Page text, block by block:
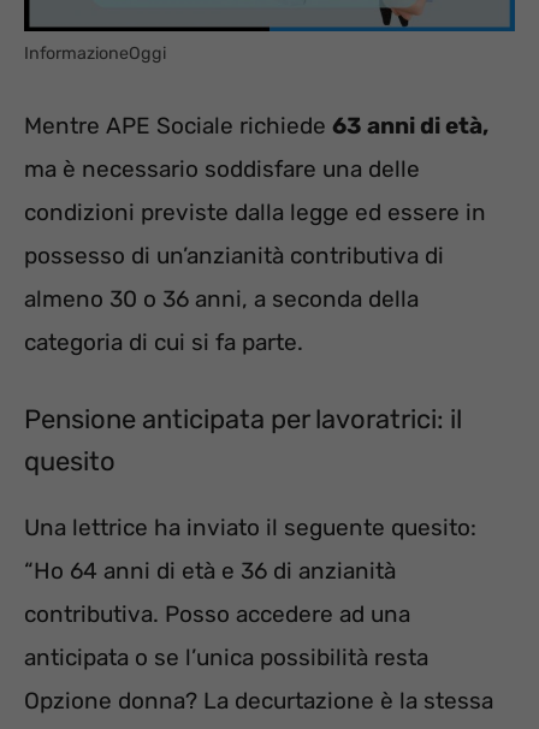
InformazioneOggi
Mentre APE Sociale richiede 63 anni di età,
ma è necessario soddisfare una delle
condizioni previste dalla legge ed essere in
possesso di un’anzianità contributiva di
almeno 30 o 36 anni, a seconda della
categoria di cui si fa parte.
Pensione anticipata per lavoratrici: il
quesito
Una lettrice ha inviato il seguente quesito:
“Ho 64 anni di età e 36 di anzianità
contributiva. Posso accedere ad una
anticipata o se l’unica possibilità resta
Opzione donna? La decurtazione è la stessa